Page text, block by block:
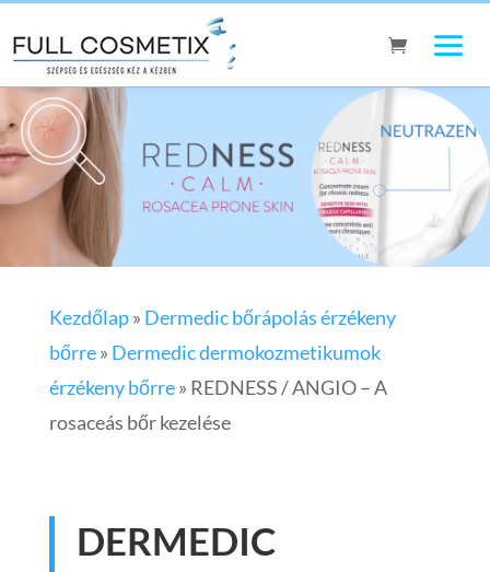
Kezdőlap» Dermedic bőrápolás érzékeny
bőrre» Dermedic dermokozmetikumok
érzékeny bőrre» REDNESS / ANGIO – A
rosaceás bőr kezelése
DERMEDIC